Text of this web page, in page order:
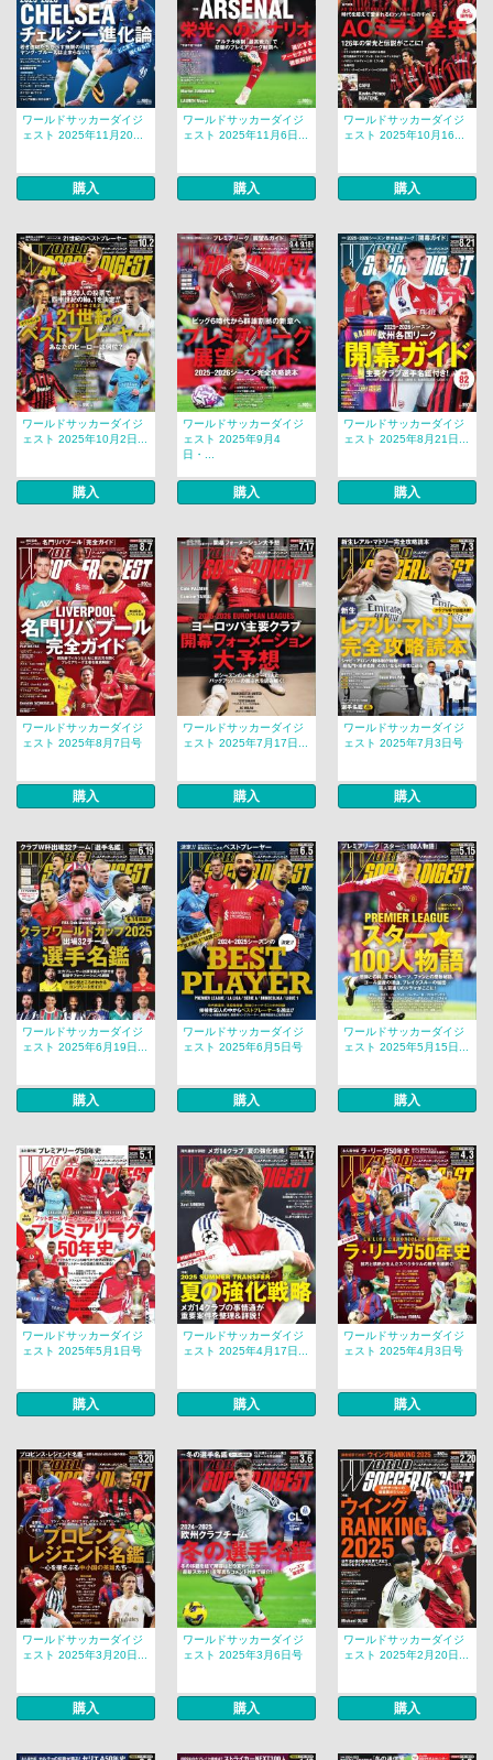
ワールドサッカーダイジ
ェスト 2025年11月20...
購入
ワールドサッカーダイジ
ェスト 2025年11月6日...
購入
ワールドサッカーダイジ
ェスト 2025年10月16...
購入
ワールドサッカーダイジ
ェスト 2025年10月2日...
購入
ワールドサッカーダイジ
ェスト 2025年9月4
日・...
購入
ワールドサッカーダイジ
ェスト 2025年8月21日...
購入
ワールドサッカーダイジ
ェスト 2025年8月7日号
購入
ワールドサッカーダイジ
ェスト 2025年7月17日...
購入
ワールドサッカーダイジ
ェスト 2025年7月3日号
購入
ワールドサッカーダイジ
ェスト 2025年6月19日...
購入
ワールドサッカーダイジ
ェスト 2025年6月5日号
購入
ワールドサッカーダイジ
ェスト 2025年5月15日...
購入
ワールドサッカーダイジ
ェスト 2025年5月1日号
購入
ワールドサッカーダイジ
ェスト 2025年4月17日...
購入
ワールドサッカーダイジ
ェスト 2025年4月3日号
購入
ワールドサッカーダイジ
ェスト 2025年3月20日...
購入
ワールドサッカーダイジ
ェスト 2025年3月6日号
購入
ワールドサッカーダイジ
ェスト 2025年2月20日...
購入